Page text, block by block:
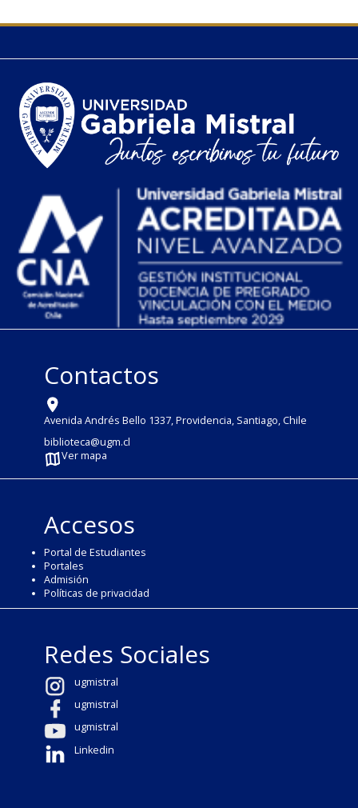
Contactos
Avenida Andrés Bello 1337, Providencia, Santiago, Chile
biblioteca@ugm.cl
Ver mapa
Accesos
Portal de Estudiantes
Portales
Admisión
Políticas de privacidad
Redes Sociales
ugmistral
ugmistral
ugmistral
Linkedin